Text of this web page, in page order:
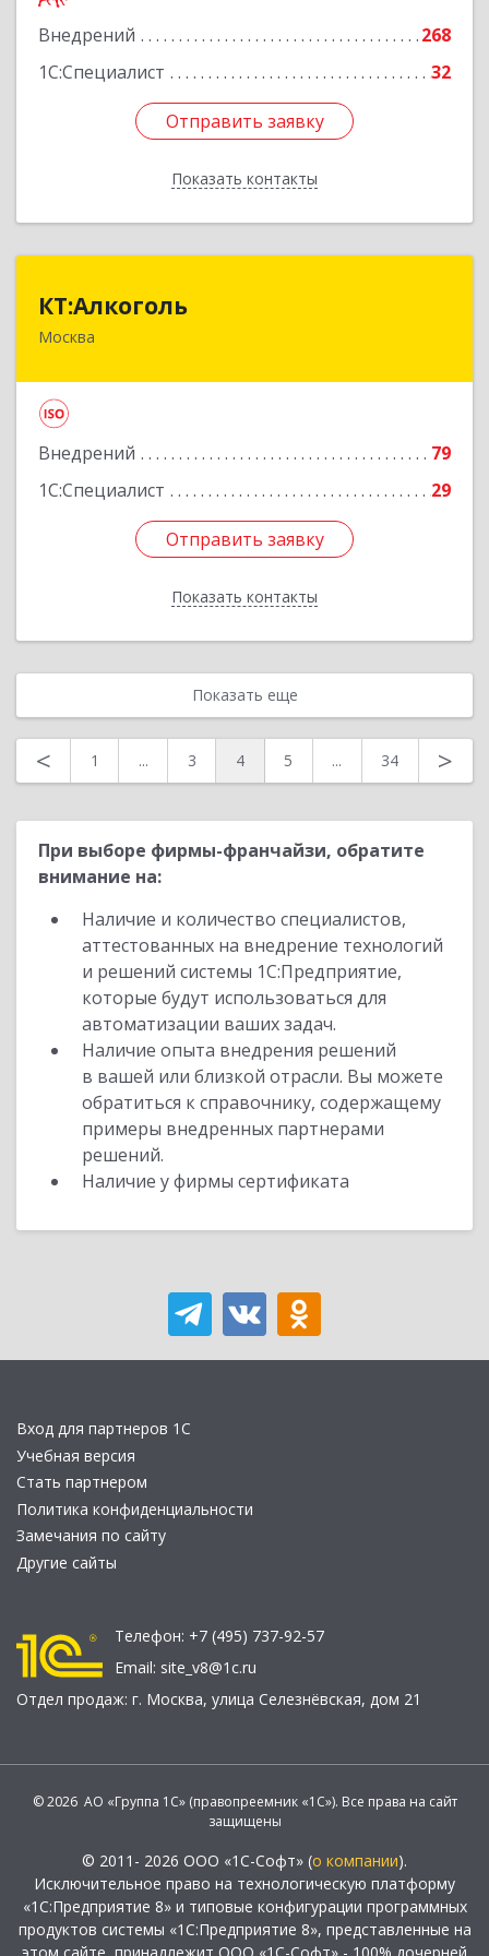
Внедрений
268
1С:Специалист
32
Отправить заявку
Показать контакты
Отправить заявку
Назад
КТ:Алкоголь
Москва
Внедрений
79
1С:Специалист
29
Отправить заявку
Показать контакты
111397, Москва г, Зеленый пр-т, дом № 20
Отправить заявку
Назад
Показать еще
< 1 ... 3 4 5 ... 34 >
При выборе фирмы-франчайзи, обратите
внимание на:
Наличие и количество специалистов,
аттестованных на внедрение технологий
и решений системы 1С:Предприятие,
которые будут использоваться для
автоматизации ваших задач.
Наличие опыта внедрения решений
в вашей или близкой отрасли. Вы можете
обратиться к справочнику, содержащему
примеры внедренных партнерами
решений.
Наличие у фирмы сертификата
Вход для партнеров 1С
Учебная версия
Стать партнером
Политика конфиденциальности
Замечания по сайту
Другие сайты
Телефон: +7 (495) 737-92-57
Email: site_v8@1c.ru
Отдел продаж: г. Москва, улица Селезнёвская, дом 21
© 2026 АО «Группа 1С» (правопреемник «1С»). Все права на сайт
защищены
© 2011- 2026 ООО «1С-Софт» (о компании).
Исключительное право на технологическую платформу
«1С:Предприятие 8» и типовые конфигурации программных
продуктов системы «1С:Предприятие 8», представленные на